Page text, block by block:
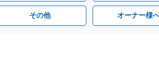
その他 オーナー様